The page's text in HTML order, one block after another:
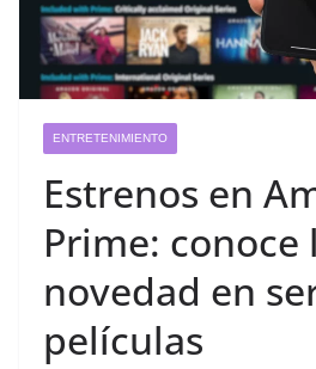
ENTRETENIMIENTO
Estrenos en
Prime: conoce
novedad en
películas